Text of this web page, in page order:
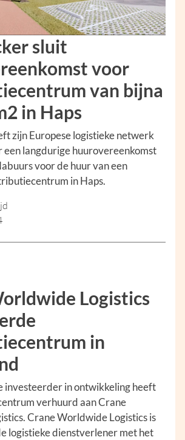
sluit
voor
van bijna
in Haps
zijn Europese logistieke netwerk
langdurige huurovereenkomst
voor de huur van een
in Haps.
Logistics
in
investeerder in ontwikkeling heeft
verhuurd aan Crane
Crane Worldwide Logistics is
logistieke dienstverlener met het